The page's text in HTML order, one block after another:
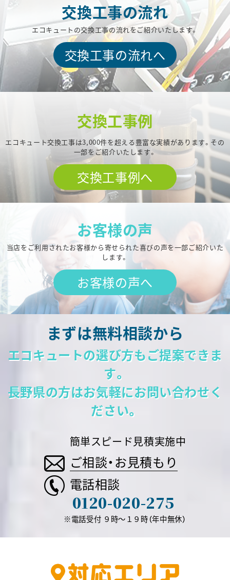
交換工事の流れ
エコキュートの交換工事の流れをご紹介いたします。
交換工事の流れへ
交換工事例
エコキュート交換工事は3,000件を超える豊富な実績があります。その
一部をご紹介いたします。
交換工事例へ
お客様の声
当店をご利用されたお客様から寄せられた喜びの声を一部ご紹介いた
します。
お客様の声へ
まずは無料相談から
エコキュートの選び方もご提案できま
す。
長野県の方はお気軽にお問い合わせく
ださい。
簡単スピード見積実施中
ご相談・お見積もり
電話相談
0120-020-275
※電話受付 ９時～１９時（年中無休）